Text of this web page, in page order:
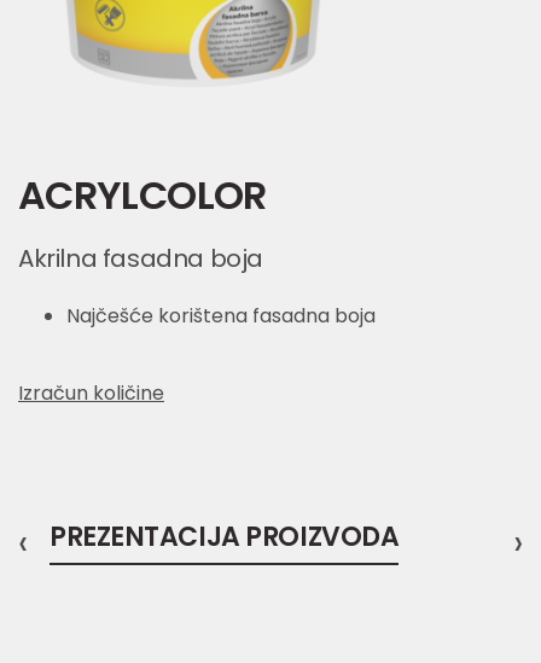
ACRYLCOLOR
Akrilna fasadna boja
Najčešće korištena fasadna boja
Izračun količine
PREZENTACIJA PROIZVODA
‹ ›